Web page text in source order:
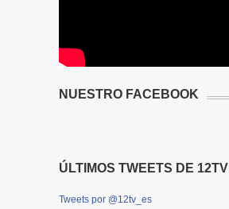
NUESTRO FACEBOOK
ÚLTIMOS TWEETS DE 12TV
Tweets por @12tv_es